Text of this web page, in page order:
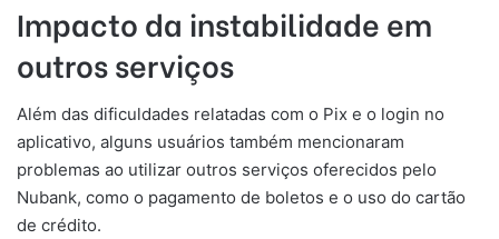
Impacto da instabilidade em
outros serviços
Além das dificuldades relatadas com o Pix e o login no
aplicativo, alguns usuários também mencionaram
problemas ao utilizar outros serviços oferecidos pelo
Nubank, como o pagamento de boletos e o uso do cartão
de crédito.